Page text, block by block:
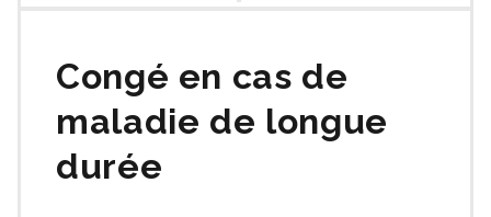
Congé en cas de
maladie de longue
durée